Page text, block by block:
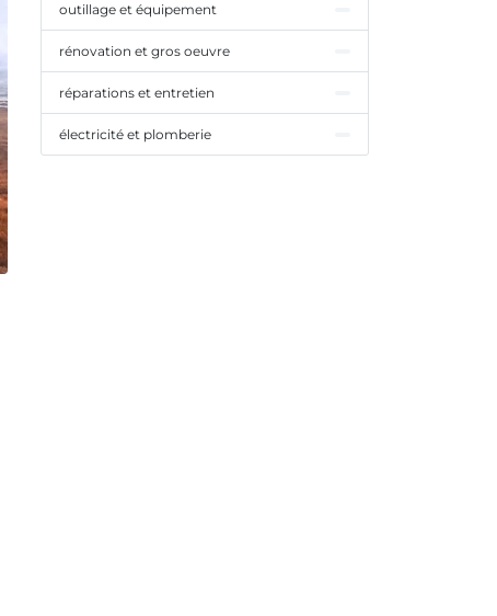
outillage et équipement
rénovation et gros oeuvre
réparations et entretien
électricité et plomberie